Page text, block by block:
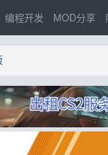
编程开发 MOD分享